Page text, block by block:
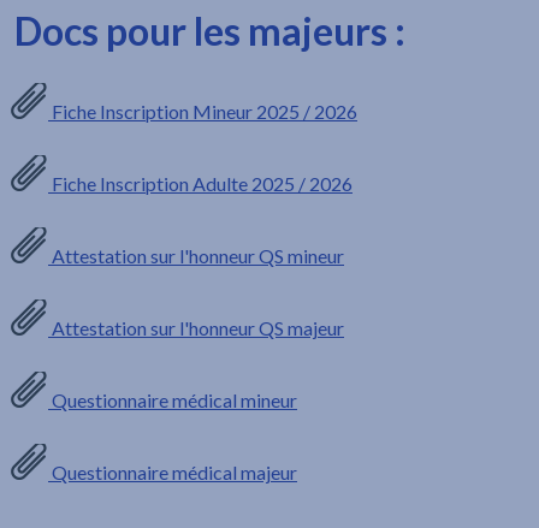
Docs pour les majeurs :
Fiche Inscription Mineur 2025 / 2026
Fiche Inscription Adulte 2025 / 2026
Attestation sur l'honneur QS mineur
Attestation sur l'honneur QS majeur
Questionnaire médical mineur
Questionnaire médical majeur